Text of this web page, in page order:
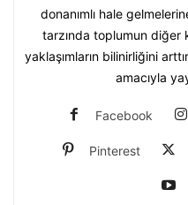
donanımlı hale
tarzında toplumun diğer
yaklaşımların bilinirliğini
amacıyla
Facebook
Pinterest